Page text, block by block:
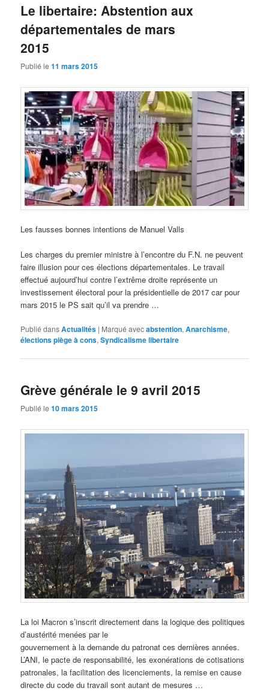
Le libertaire: Abstention aux
départementales de mars
2015
Publié le11 mars 2015
Les fausses bonnes intentions de Manuel Valls
Les charges du premier ministre à l’encontre du F.N. ne peuvent
faire illusion pour ces élections départementales. Le travail
effectué aujourd’hui contre l’extrême droite représente un
investissement électoral pour la présidentielle de 2017 car pour
mars 2015 le PS sait qu’il va prendre …
Publié dansActualités | Marqué avecabstention,Anarchisme,
élections piège à cons,Syndicalisme libertaire
Grève générale le 9 avril 2015
Publié le10 mars 2015
La loi Macron s’inscrit directement dans la logique des politiques
d’austérité menées par le
gouvernement à la demande du patronat ces dernières années.
L’ANI, le pacte de responsabilité, les exonérations de cotisations
patronales, la facilitation des licenciements, la remise en cause
directe du code du travail sont autant de mesures …